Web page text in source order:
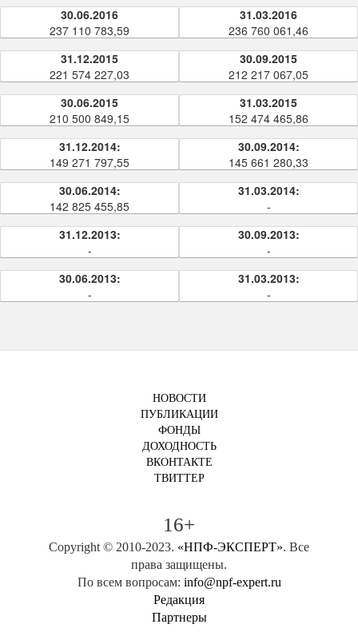
30.06.2016
237 110 783,59
31.03.2016
236 760 061,46
31.12.2015
221 574 227,03
30.09.2015
212 217 067,05
30.06.2015
210 500 849,15
31.03.2015
152 474 465,86
31.12.2014:
149 271 797,55
30.09.2014:
145 661 280,33
30.06.2014:
142 825 455,85
31.03.2014:
-
31.12.2013:
-
30.09.2013:
-
30.06.2013:
-
31.03.2013:
-
НОВОСТИ
ПУБЛИКАЦИИ
ФОНДЫ
ДОХОДНОСТЬ
ВКОНТАКТЕ
ТВИТТЕР
16+
Copyright © 2010-2023. «НПФ-ЭКСПЕРТ». Все
права защищены.
По всем вопросам: info@npf-expert.ru
Редакция
Партнеры